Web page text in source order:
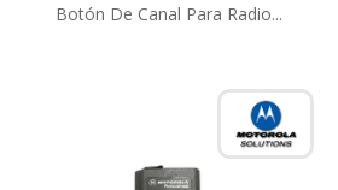
Botón De Canal Para Radio...